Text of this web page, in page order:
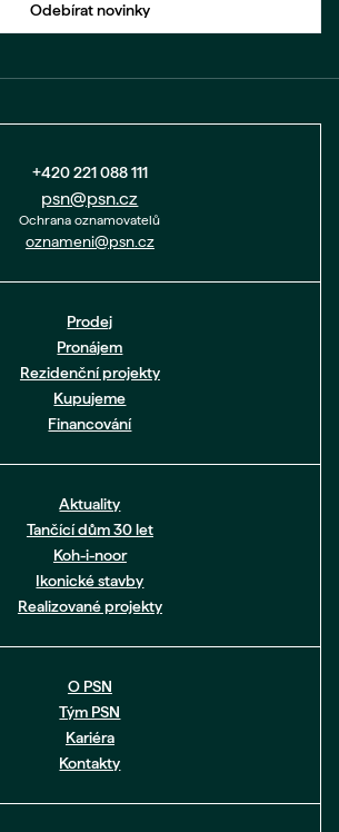
Odebírat novinky
+420 221 088 111
psn@psn.cz
Ochrana oznamovatelů
oznameni@psn.cz
Prodej
Pronájem
Rezidenční projekty
Kupujeme
Financování
Aktuality
Tančící dům 30 let
Koh-i-noor
Ikonické stavby
Realizované projekty
O PSN
Tým PSN
Kariéra
Kontakty